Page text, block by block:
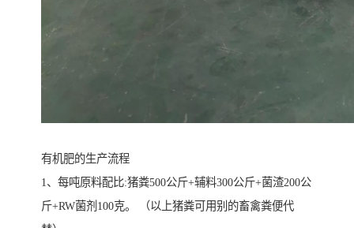
有机肥的生产流程
1、每吨原料配比:猪粪500公斤+辅料300公斤+菌渣200公
斤+RW菌剂100克。 （以上猪粪可用别的畜禽粪便代